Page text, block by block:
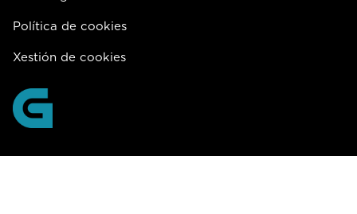
Política de cookies
Xestión de cookies